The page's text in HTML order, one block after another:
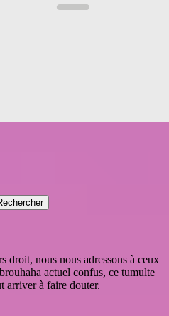
droit, nous nous adressons à ceux
actuel confus, ce tumulte
arriver à faire douter.